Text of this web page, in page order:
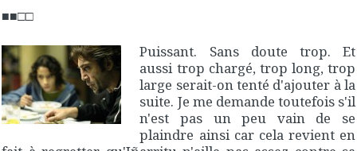
■■□□
Puissant. Sans doute trop. Et
aussi trop chargé, trop long, trop
large serait-on tenté d'ajouter à la
suite. Je me demande toutefois s'il
n'est pas un peu vain de se
plaindre ainsi car cela revient en